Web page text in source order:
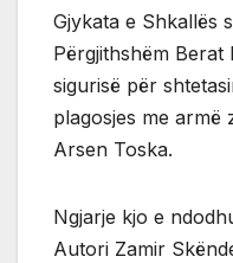
Gjykata e Shkallës
Përgjithshëm
sigurisë për
plagosjes me armë
Arsen Toska.
Ngjarje kjo e
Autori Zamir